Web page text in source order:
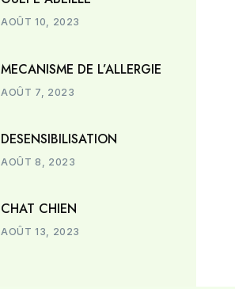
AOÛT 10, 2023
MECANISME DE L’ALLERGIE
AOÛT 7, 2023
DESENSIBILISATION
AOÛT 8, 2023
CHAT CHIEN
AOÛT 13, 2023